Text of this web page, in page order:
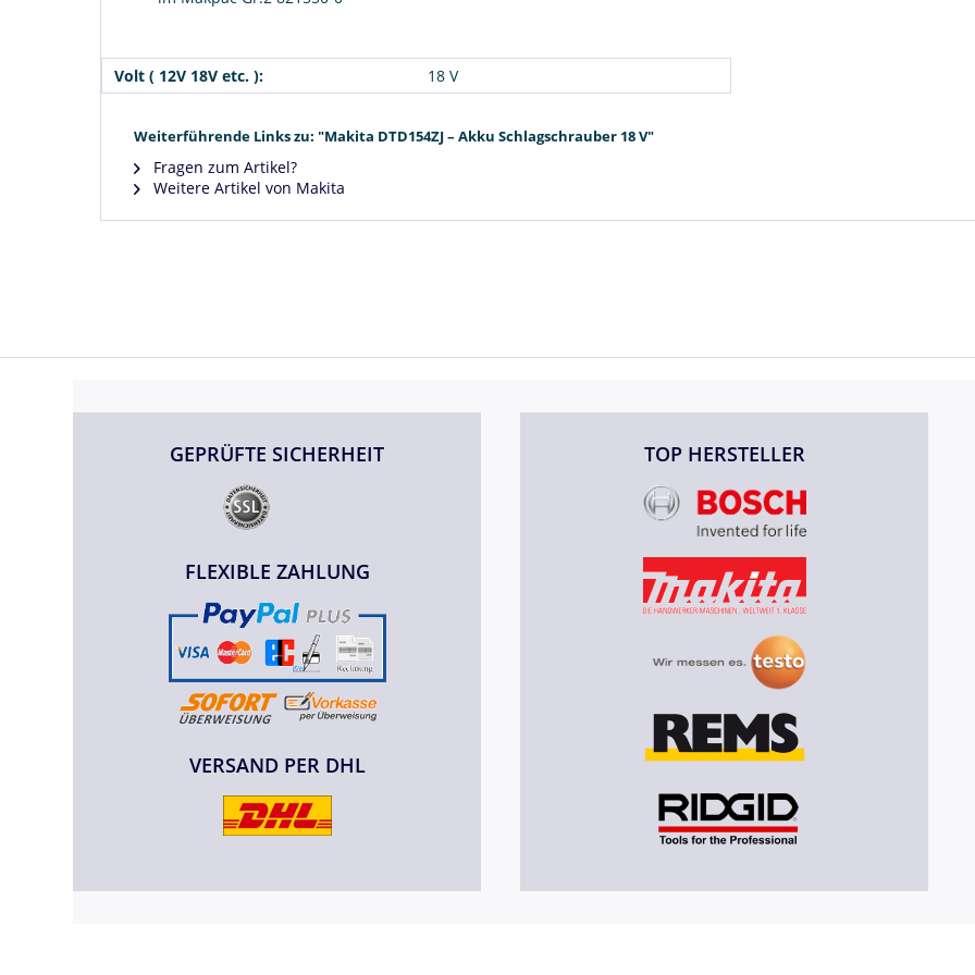
Volt ( 12V 18V etc. ): 18 V
Weiterführende Links zu: "Makita DTD154ZJ – Akku Schlagschrauber 18 V"
Fragen zum Artikel?
Weitere Artikel von Makita
GEPRÜFTE SICHERHEIT
FLEXIBLE ZAHLUNG
VERSAND PER DHL
TOP HERSTELLER